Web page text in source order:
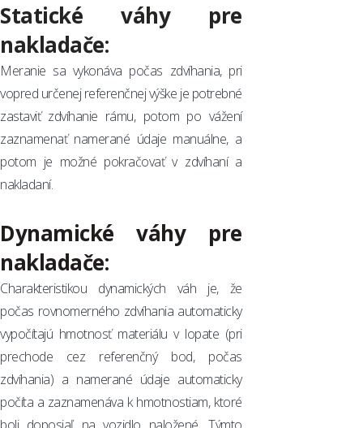
Statické váhy pre
nakladače:
Meranie sa vykonáva počas zdvíhania, pri
vopred určenej referenčnej výške je potrebné
zastaviť zdvíhanie rámu, potom po vážení
zaznamenať namerané údaje manuálne, a
potom je možné pokračovať v zdvíhaní a
nakladaní.
Dynamické váhy pre
nakladače:
Charakteristikou dynamických váh je, že
počas rovnomerného zdvíhania automaticky
vypočítajú hmotnosť materiálu v lopate (pri
prechode cez referenčný bod, počas
zdvíhania) a namerané údaje automaticky
počíta a zaznamenáva k hmotnostiam, ktoré